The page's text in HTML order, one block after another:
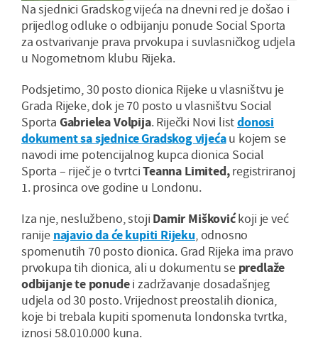
Na sjednici Gradskog vijeća na dnevni red je došao i
prijedlog odluke o odbijanju ponude Social Sporta
za ostvarivanje prava prvokupa i suvlasničkog udjela
u Nogometnom klubu Rijeka.
Podsjetimo, 30 posto dionica Rijeke u vlasništvu je
Grada Rijeke, dok je 70 posto u vlasništvu Social
Sporta Gabrielea Volpija. Riječki Novi listdonosi
dokument sa sjednice Gradskog vijećau kojem se
navodi ime potencijalnog kupca dionica Social
Sporta – riječ je o tvrtciTeanna Limited,registriranoj
1. prosinca ove godine u Londonu.
Iza nje, neslužbeno, stoji Damir Miškovićkoji je već
ranije najavio da će kupiti Rijeku, odnosno
spomenutih 70 posto dionica. Grad Rijeka ima pravo
prvokupa tih dionica, ali u dokumentu se predlaže
odbijanje te ponudei zadržavanje dosadašnjeg
udjela od 30 posto. Vrijednost preostalih dionica,
koje bi trebala kupiti spomenuta londonska tvrtka,
iznosi 58.010.000 kuna.